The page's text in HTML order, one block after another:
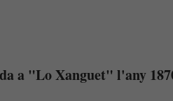
a "Lo Xanguet" l'any